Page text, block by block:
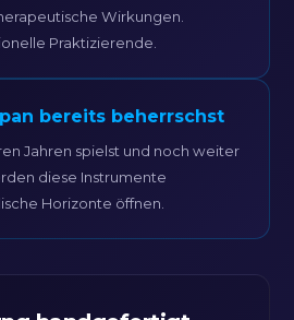
Wirkungen.
Praktizierende.
bereits beherrschst
Jahren spielst und noch weiter
diese Instrumente
Horizonte öffnen.